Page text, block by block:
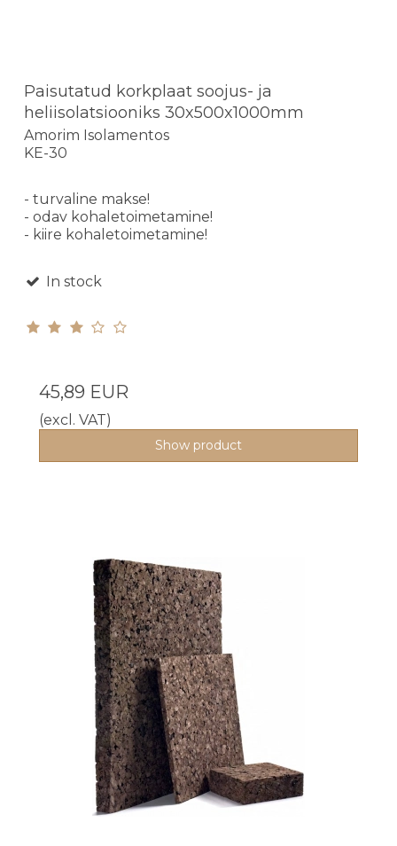
Paisutatud korkplaat soojus- ja
heliisolatsiooniks 30x500x1000mm
Amorim Isolamentos
KE-30
- turvaline makse!
- odav kohaletoimetamine!
- kiire kohaletoimetamine!
In stock
45,89 EUR
(excl. VAT)
Show product